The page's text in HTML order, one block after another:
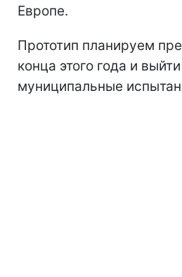
Европе.
Прототип планируем
конца этого года и
муниципальные